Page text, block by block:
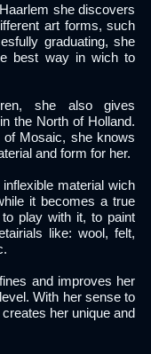
she discovers
art forms, such
graduating, she
best way in wich to
she also gives
the North of Holland.
Mosaic, she knows
and form for her.
material wich
it becomes a true
play with it, to paint
like: wool, felt,
and improves her
With her sense to
her unique and